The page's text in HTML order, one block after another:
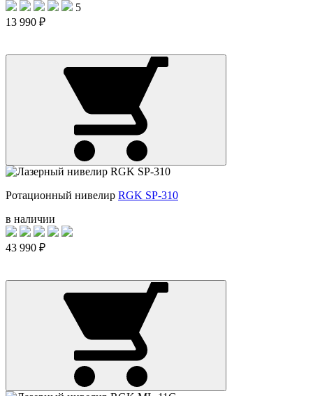
5
13 990 ₽
Ротационный нивелир RGK SP-310
в наличии
43 990 ₽